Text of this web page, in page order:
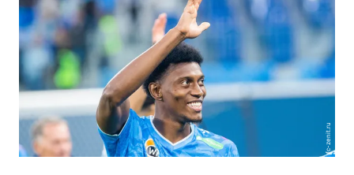
fc-zenit.ru